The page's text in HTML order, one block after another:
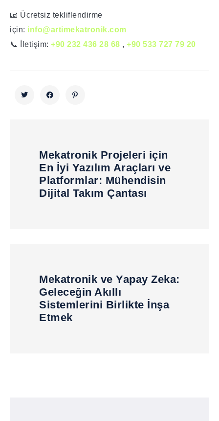
📧 Ücretsiz tekliflendirme
için: info@artimekatronik.com
📞 İletişim: +90 232 436 28 68 , +90 533 727 79 20
Mekatronik Projeleri için
En İyi Yazılım Araçları ve
Platformlar: Mühendisin
Dijital Takım Çantası
Mekatronik ve Yapay Zeka:
Geleceğin Akıllı
Sistemlerini Birlikte İnşa
Etmek